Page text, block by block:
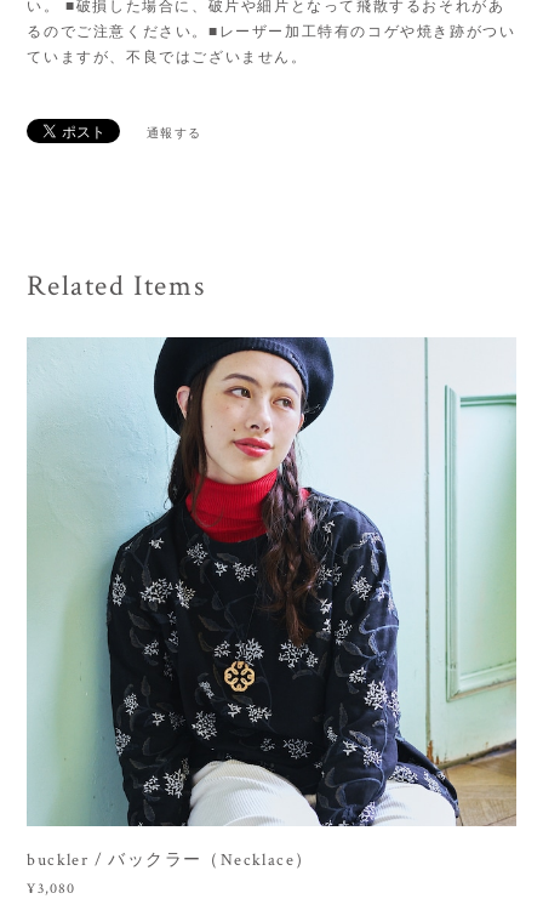
い。 ■破損した場合に、破片や細片となって飛散するおそれがあ
るのでご注意ください。■レーザー加工特有のコゲや焼き跡がつい
ていますが、不良ではございません。
通報する
Related Items
buckler / バックラー（Necklace）
¥3,080